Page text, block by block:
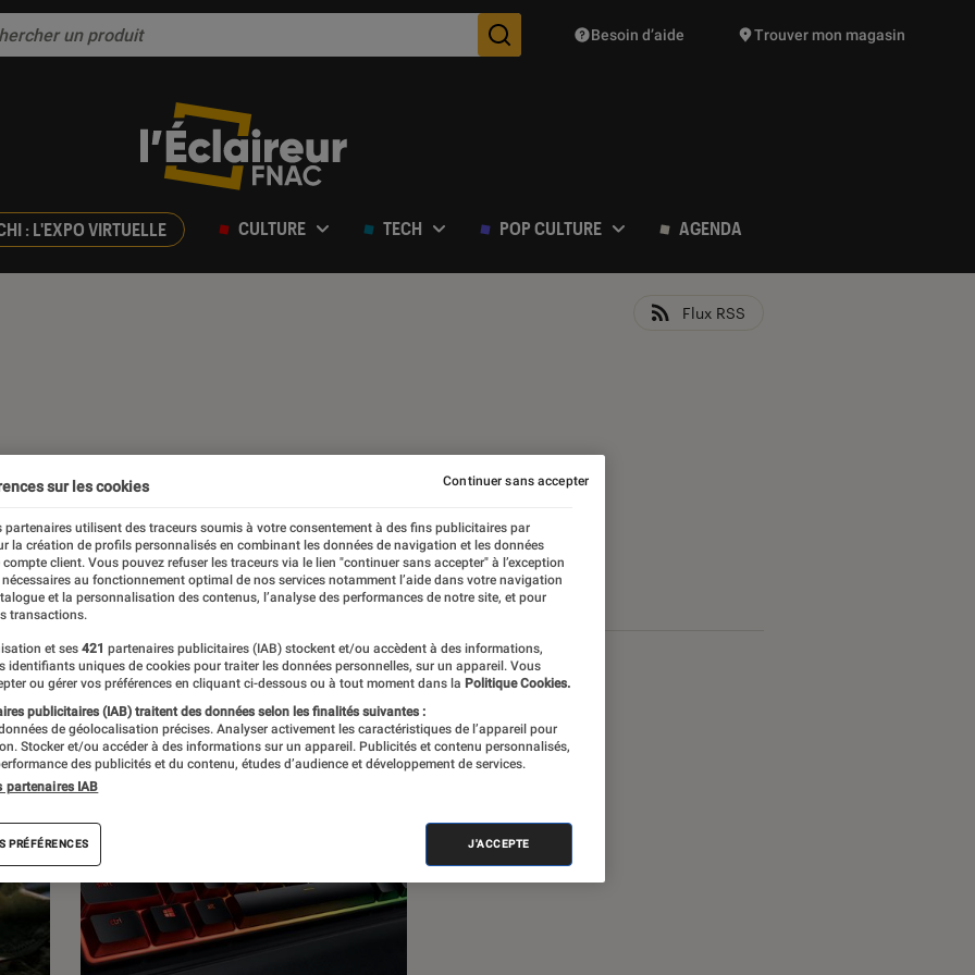
Des suggestions de produits vont vous être proposées
Besoin d’aide Trouver mon magasin
: L'EXPO VIRTUELLE CULTURE TECH POP CULTURE AGENDA
Flux RSS
sur les cookies
partenaires utilisent des traceurs soumis à votre consentement à des fins publicitaires par
la création de profils personnalisés en combinant les données de navigation et les données
compte client. Vous pouvez refuser les traceurs via le lien "continuer sans accepter" à l’exception
au fonctionnement optimal de nos services notamment l’aide dans votre navigation
et la personnalisation des contenus, l’analyse des performances de notre site, et pour
transactions.
et ses 421 partenaires publicitaires (IAB) stockent et/ou accèdent à des informations,
identifiants uniques de cookies pour traiter les données personnelles, sur un appareil. Vous
ou gérer vos préférences en cliquant ci-dessous ou à tout moment dans la Politique Cookies.
publicitaires (IAB) traitent des données selon les finalités suivantes :
de géolocalisation précises. Analyser activement les caractéristiques de l’appareil pour
Stocker et/ou accéder à des informations sur un appareil. Publicités et contenu personnalisés,
des publicités et du contenu, études d’audience et développement de services.
partenaires IAB
PRÉFÉRENCES J'ACCEPTE
Continuer sans accepter